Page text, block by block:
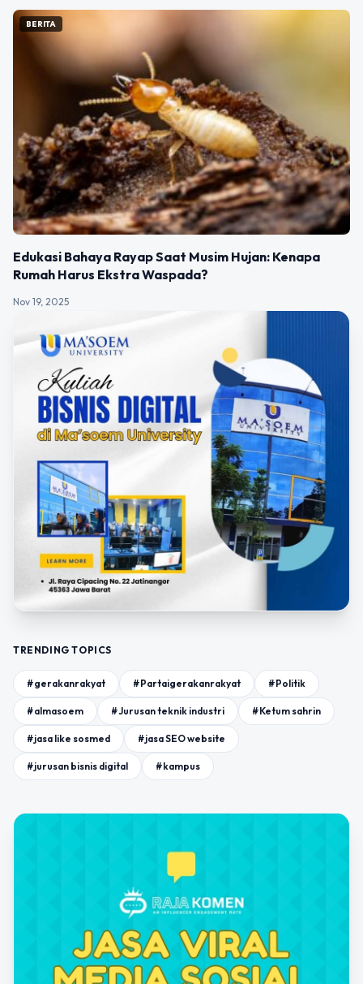
BERITA
Edukasi Bahaya Rayap Saat Musim Hujan: Kenapa
Rumah Harus Ekstra Waspada?
Nov 19, 2025
TRENDING TOPICS
#gerakanrakyat #Partaigerakanrakyat #Politik
#almasoem #Jurusan teknik industri #Ketum sahrin
#jasa like sosmed #jasa SEO website
#jurusan bisnis digital #kampus